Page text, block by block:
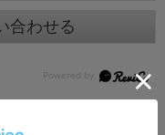
合わせる